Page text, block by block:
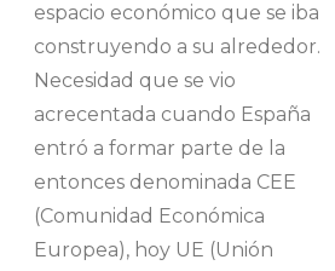
espacio económico que se iba
construyendo a su alrededor.
Necesidad que se vio
acrecentada cuando España
entró a formar parte de la
entonces denominada CEE
(Comunidad Económica
Europea), hoy UE (Unión